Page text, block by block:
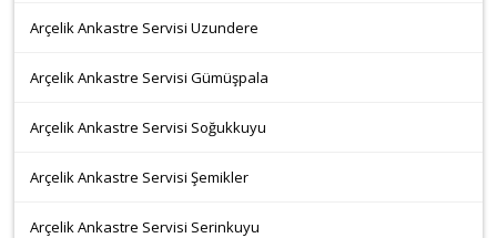
Arçelik Ankastre Servisi Uzundere
Arçelik Ankastre Servisi Gümüşpala
Arçelik Ankastre Servisi Soğukkuyu
Arçelik Ankastre Servisi Şemikler
Arçelik Ankastre Servisi Serinkuyu